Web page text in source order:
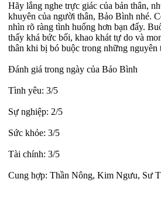
Hãy lắng nghe trực giác của bản thân,
khuyên của người thân, Bảo Bình nhé.
nhìn rõ ràng tình huống hơn bạn đấy.
thấy khá bức bối, khao khát tự do và
thân khi bị bó buộc trong những nguyên
Đánh giá trong ngày của Bảo Bình
Tình yêu: 3/5
Sự nghiệp: 2/5
Sức khỏe: 3/5
Tài chính: 3/5
Cung hợp: Thần Nông, Kim Ngưu, Sư